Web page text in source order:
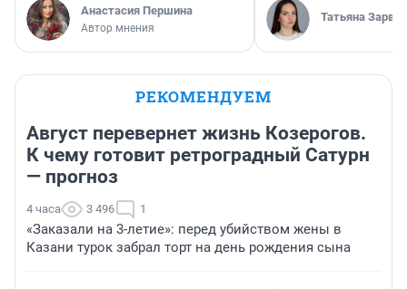
Анастасия Першина
Автор мнения
Татьяна Зарва
РЕКОМЕНДУЕМ
Август перевернет жизнь Козерогов.
К чему готовит ретроградный Сатурн
— прогноз
4 часа 3 496 1
«Заказали на 3-летие»: перед убийством жены в
Казани турок забрал торт на день рождения сына